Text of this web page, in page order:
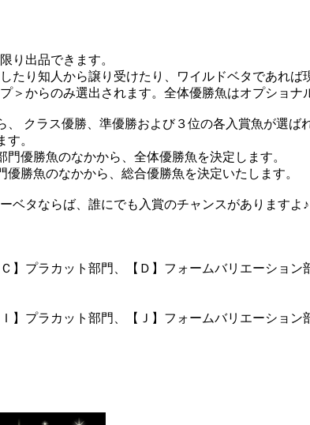
り出品できます。
たり知人から譲り受けたり、ワイルドベタであれば
＞からのみ選出されます。全体優勝魚はオプショ
クラス優勝、準優勝および３位の各入賞魚が選ば
。
優勝魚のなかから、全体優勝魚を決定します。
勝魚のなかから、総合優勝魚を決定いたします。
ベタならば、誰にでも入賞のチャンスがありますよ♪
】プラカット部門、【Ｄ】フォームバリエーショ
】プラカット部門、【Ｊ】フォームバリエーショ